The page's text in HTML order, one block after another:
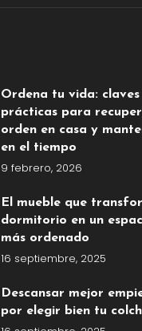
Ordena tu vida: claves
prácticas para
orden en casa y
en el tiempo
9 febrero, 2026
El mueble que
dormitorio en un
más ordenado
16 septiembre, 2025
Descansar mejor
por elegir bien tu